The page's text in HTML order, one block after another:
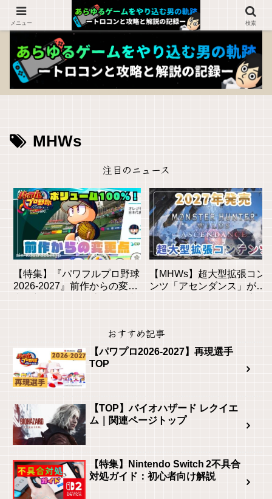
ゲームを知らない人でも楽しめるブログ！
MHWs
注目のニュース
【特集】『パワフルプロ野球
2026-2027』前作からの変更
【MHWs】超大型拡張コン
ンツ「アセンダンス」が
おすすめ記事
【パワプロ2026-2027】再現選手
TOP
【TOP】バイオハザード レクイエ
ム｜関連ページトップ
【特集】Nintendo Switch 2不具合
対処ガイド：初心者向け解説
メニュー 検索